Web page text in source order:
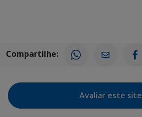
Compartilhe:
Avaliar este site